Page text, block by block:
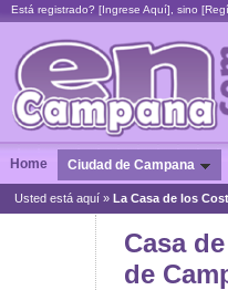
Está registrado? [Ingrese Aquí], sino [
Home Ciudad de Campana
Usted está aquí » La Casa de los
Casa
de